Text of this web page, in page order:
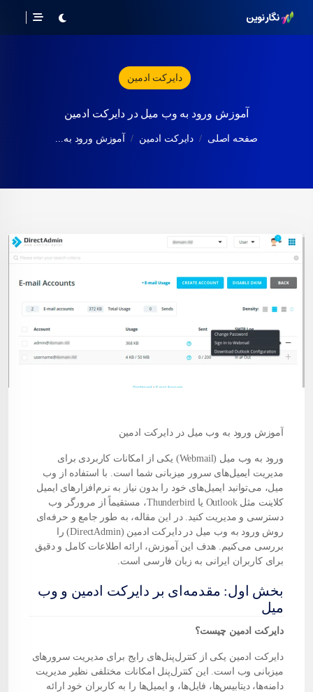
دایرکت ادمین
آموزش ورود به وب میل در دایرکت ادمین
صفحه اصلی دایرکت ادمین آموزش ورود به...
آموزش ورود به وب میل در دایرکت ادمین
ورود به وب میل (Webmail) یکی از امکانات کاربردی برای
مدیریت ایمیل‌های سرور میزبانی شما است. با استفاده از وب
میل، می‌توانید ایمیل‌های خود را بدون نیاز به نرم‌افزارهای ایمیل
کلاینت مثل Outlook یا Thunderbird، مستقیماً از مرورگر وب
دسترسی و مدیریت کنید. در این مقاله، به طور جامع و حرفه‌ای
روش ورود به وب میل در دایرکت ادمین (DirectAdmin) را
بررسی می‌کنیم. هدف این آموزش، ارائه اطلاعات کامل و دقیق
برای کاربران ایرانی به زبان فارسی است.
بخش اول: مقدمه‌ای بر دایرکت ادمین و وب
میل
دایرکت ادمین چیست؟
دایرکت ادمین یکی از کنترل‌پنل‌های رایج برای مدیریت سرورهای
میزبانی وب است. این کنترل‌پنل امکانات مختلفی نظیر مدیریت
دامنه‌ها، دیتابیس‌ها، فایل‌ها، و ایمیل‌ها را به کاربران خود ارائه